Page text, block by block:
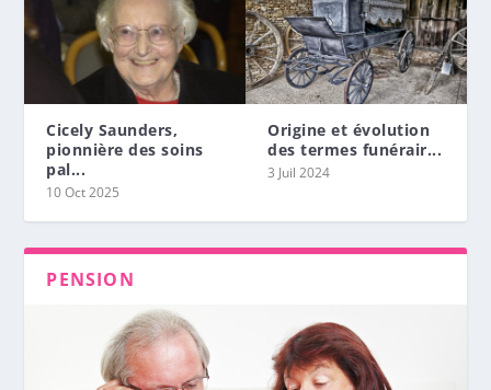
Cicely Saunders,
pionnière des soins
pal...
10 Oct 2025
Origine et évolution
des termes funérair...
3 Juil 2024
PENSION